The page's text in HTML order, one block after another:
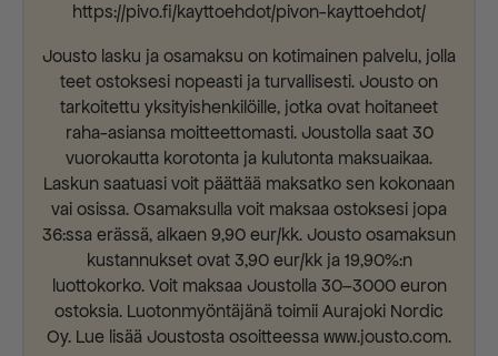
https://pivo.fi/kayttoehdot/pivon-kayttoehdot/
Jousto lasku ja osamaksu on kotimainen palvelu, jolla
teet ostoksesi nopeasti ja turvallisesti. Jousto on
tarkoitettu yksityishenkilöille, jotka ovat hoitaneet
raha-asiansa moitteettomasti. Joustolla saat 30
vuorokautta korotonta ja kulutonta maksuaikaa.
Laskun saatuasi voit päättää maksatko sen kokonaan
vai osissa. Osamaksulla voit maksaa ostoksesi jopa
36:ssa erässä, alkaen 9,90 eur/kk. Jousto osamaksun
kustannukset ovat 3,90 eur/kk ja 19,90%:n
luottokorko. Voit maksaa Joustolla 30–3000 euron
ostoksia. Luotonmyöntäjänä toimii Aurajoki Nordic
Oy. Lue lisää Joustosta osoitteessa www.jousto.com.